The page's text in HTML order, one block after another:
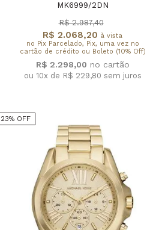
MK6999/2DN
R$ 2.068,20 à vista
no Pix Parcelado, Pix, uma vez no
cartão de crédito ou Boleto (10% Off)
R$ 2.987,40
R$ 2.298,00
ou 10x de R$ 229,80 sem juros
23% OFF